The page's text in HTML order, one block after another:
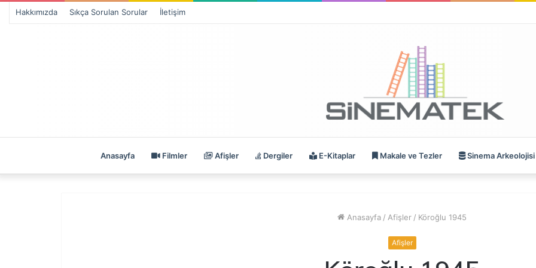
Hakkımızda Sıkça Sorulan Sorular İletişim
Anasayfa Filmler Afişler Dergiler E-Kitaplar Makale ve Tezler Sinema Arkeolojisi
Anasayfa / Afişler / Köroğlu 1945
Afişler